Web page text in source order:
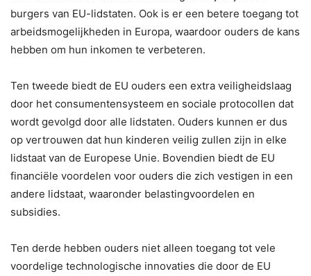
burgers van EU-lidstaten. Ook is er een betere toegang tot
arbeidsmogelijkheden in Europa, waardoor ouders de kans
hebben om hun inkomen te verbeteren.
Ten tweede biedt de EU ouders een extra veiligheidslaag
door het consumentensysteem en sociale protocollen dat
wordt gevolgd door alle lidstaten. Ouders kunnen er dus
op vertrouwen dat hun kinderen veilig zullen zijn in elke
lidstaat van de Europese Unie. Bovendien biedt de EU
financiële voordelen voor ouders die zich vestigen in een
andere lidstaat, waaronder belastingvoordelen en
subsidies.
Ten derde hebben ouders niet alleen toegang tot vele
voordelige technologische innovaties die door de EU